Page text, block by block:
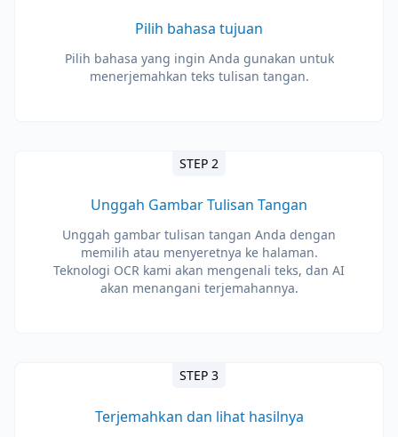
Pilih bahasa tujuan
Pilih bahasa yang ingin Anda gunakan untuk
menerjemahkan teks tulisan tangan.
STEP 2
Unggah Gambar Tulisan Tangan
Unggah gambar tulisan tangan Anda dengan
memilih atau menyeretnya ke halaman.
Teknologi OCR kami akan mengenali teks, dan AI
akan menangani terjemahannya.
STEP 3
Terjemahkan dan lihat hasilnya